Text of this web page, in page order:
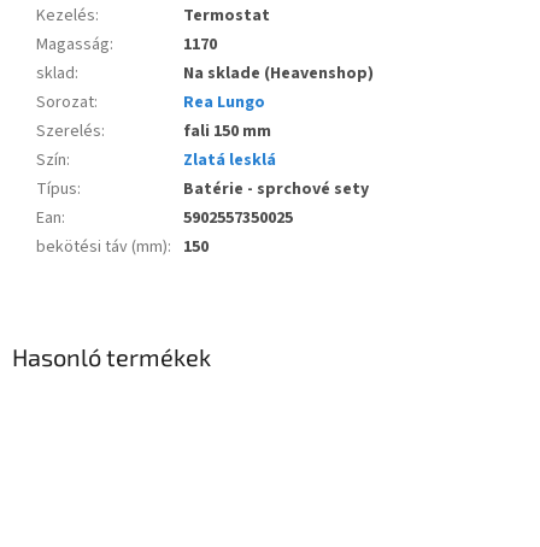
Kezelés:
Termostat
Magasság:
1170
sklad:
Na sklade (Heavenshop)
Sorozat:
Rea Lungo
Szerelés:
fali 150 mm
Szín:
Zlatá lesklá
Típus:
Batérie - sprchové sety
Ean:
5902557350025
bekötési táv (mm): 150
Hasonló termékek